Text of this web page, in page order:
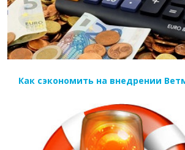
Как сэкономить на внедрении